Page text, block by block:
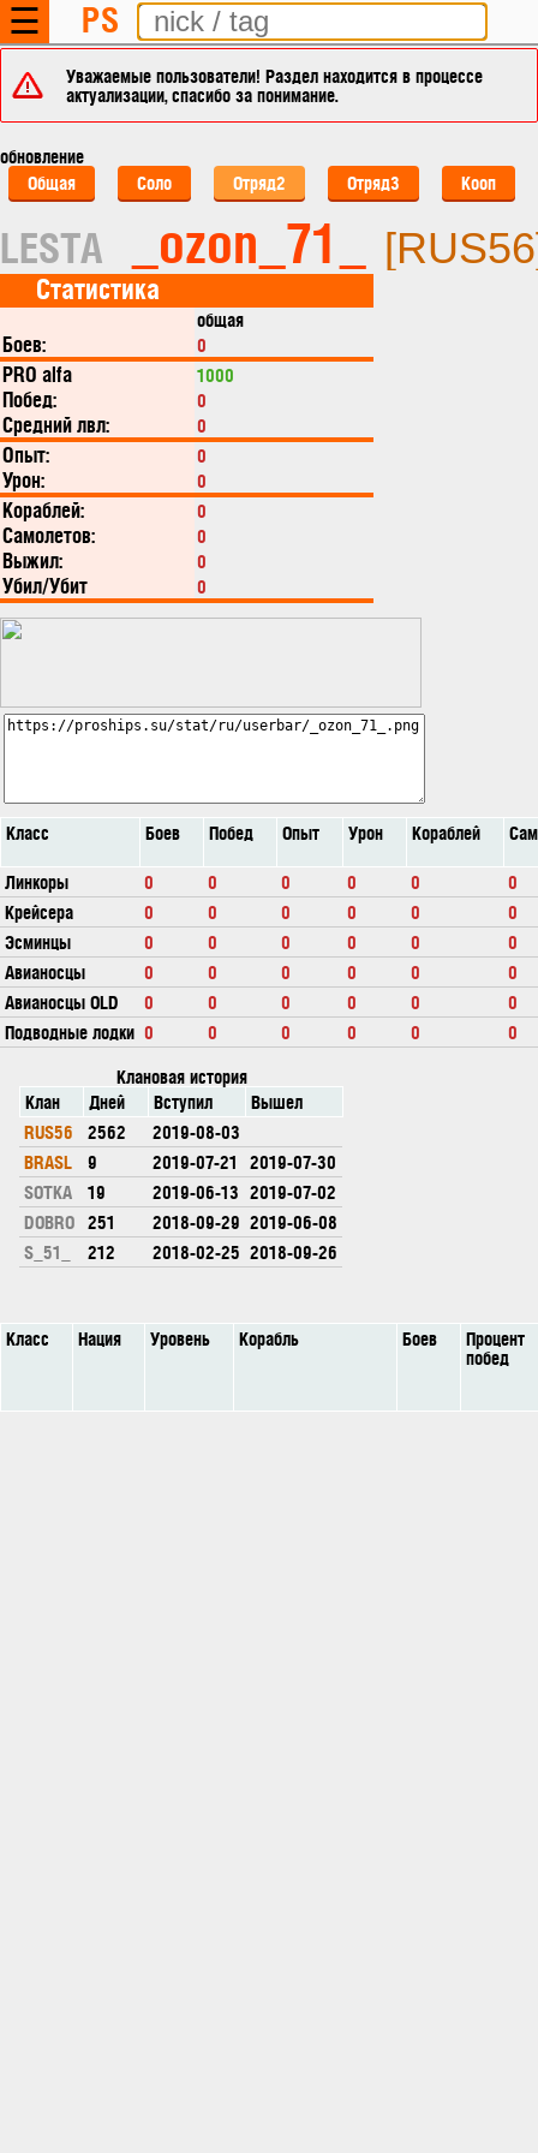
☰ PS
Уважаемые пользователи! Раздел находится в процессе
актуализации, спасибо за понимание.
обновление
Общая
Соло Отряд2 Отряд3 Кооп
LESTA _ozon_71_
Статистика
общая
Боев: 0
PRO alfa 1000
Побед: 0
Средний лвл: 0
Опыт: 0
Урон: 0
Кораблей: 0
Самолетов: 0
Выжил: 0
Убил/Убит 0
Класс Боев Побед Опыт Урон Кораблей
Линкоры
0 0 0 0 0
0
Крейсера
0 0 0 0 0
0
Эсминцы
0 0 0 0 0
0
Авианосцы
0 0 0 0 0
0
Авианосцы OLD
0 0 0 0 0
0
Подводные лодки 0 0 0 0 0
0
Клановая история
Клан
Дней Вступил
Вышел
RUS56
2562
2019-08-03
BRASL
9 2019-07-21 2019-07-30
SOTKA
19 2019-06-13 2019-07-02
DOBRO 251 2018-09-29 2019-06-08
S_51_
212 2018-02-25 2018-09-26
Класс Нация Уровень Корабль Боев Процент
побед